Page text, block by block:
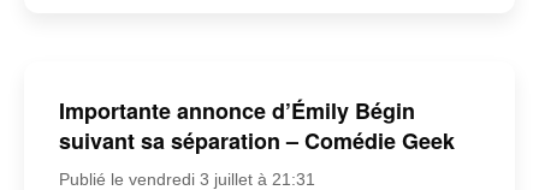
Importante annonce d’Émily Bégin
suivant sa séparation – Comédie Geek
Publié le vendredi 3 juillet à 21:31